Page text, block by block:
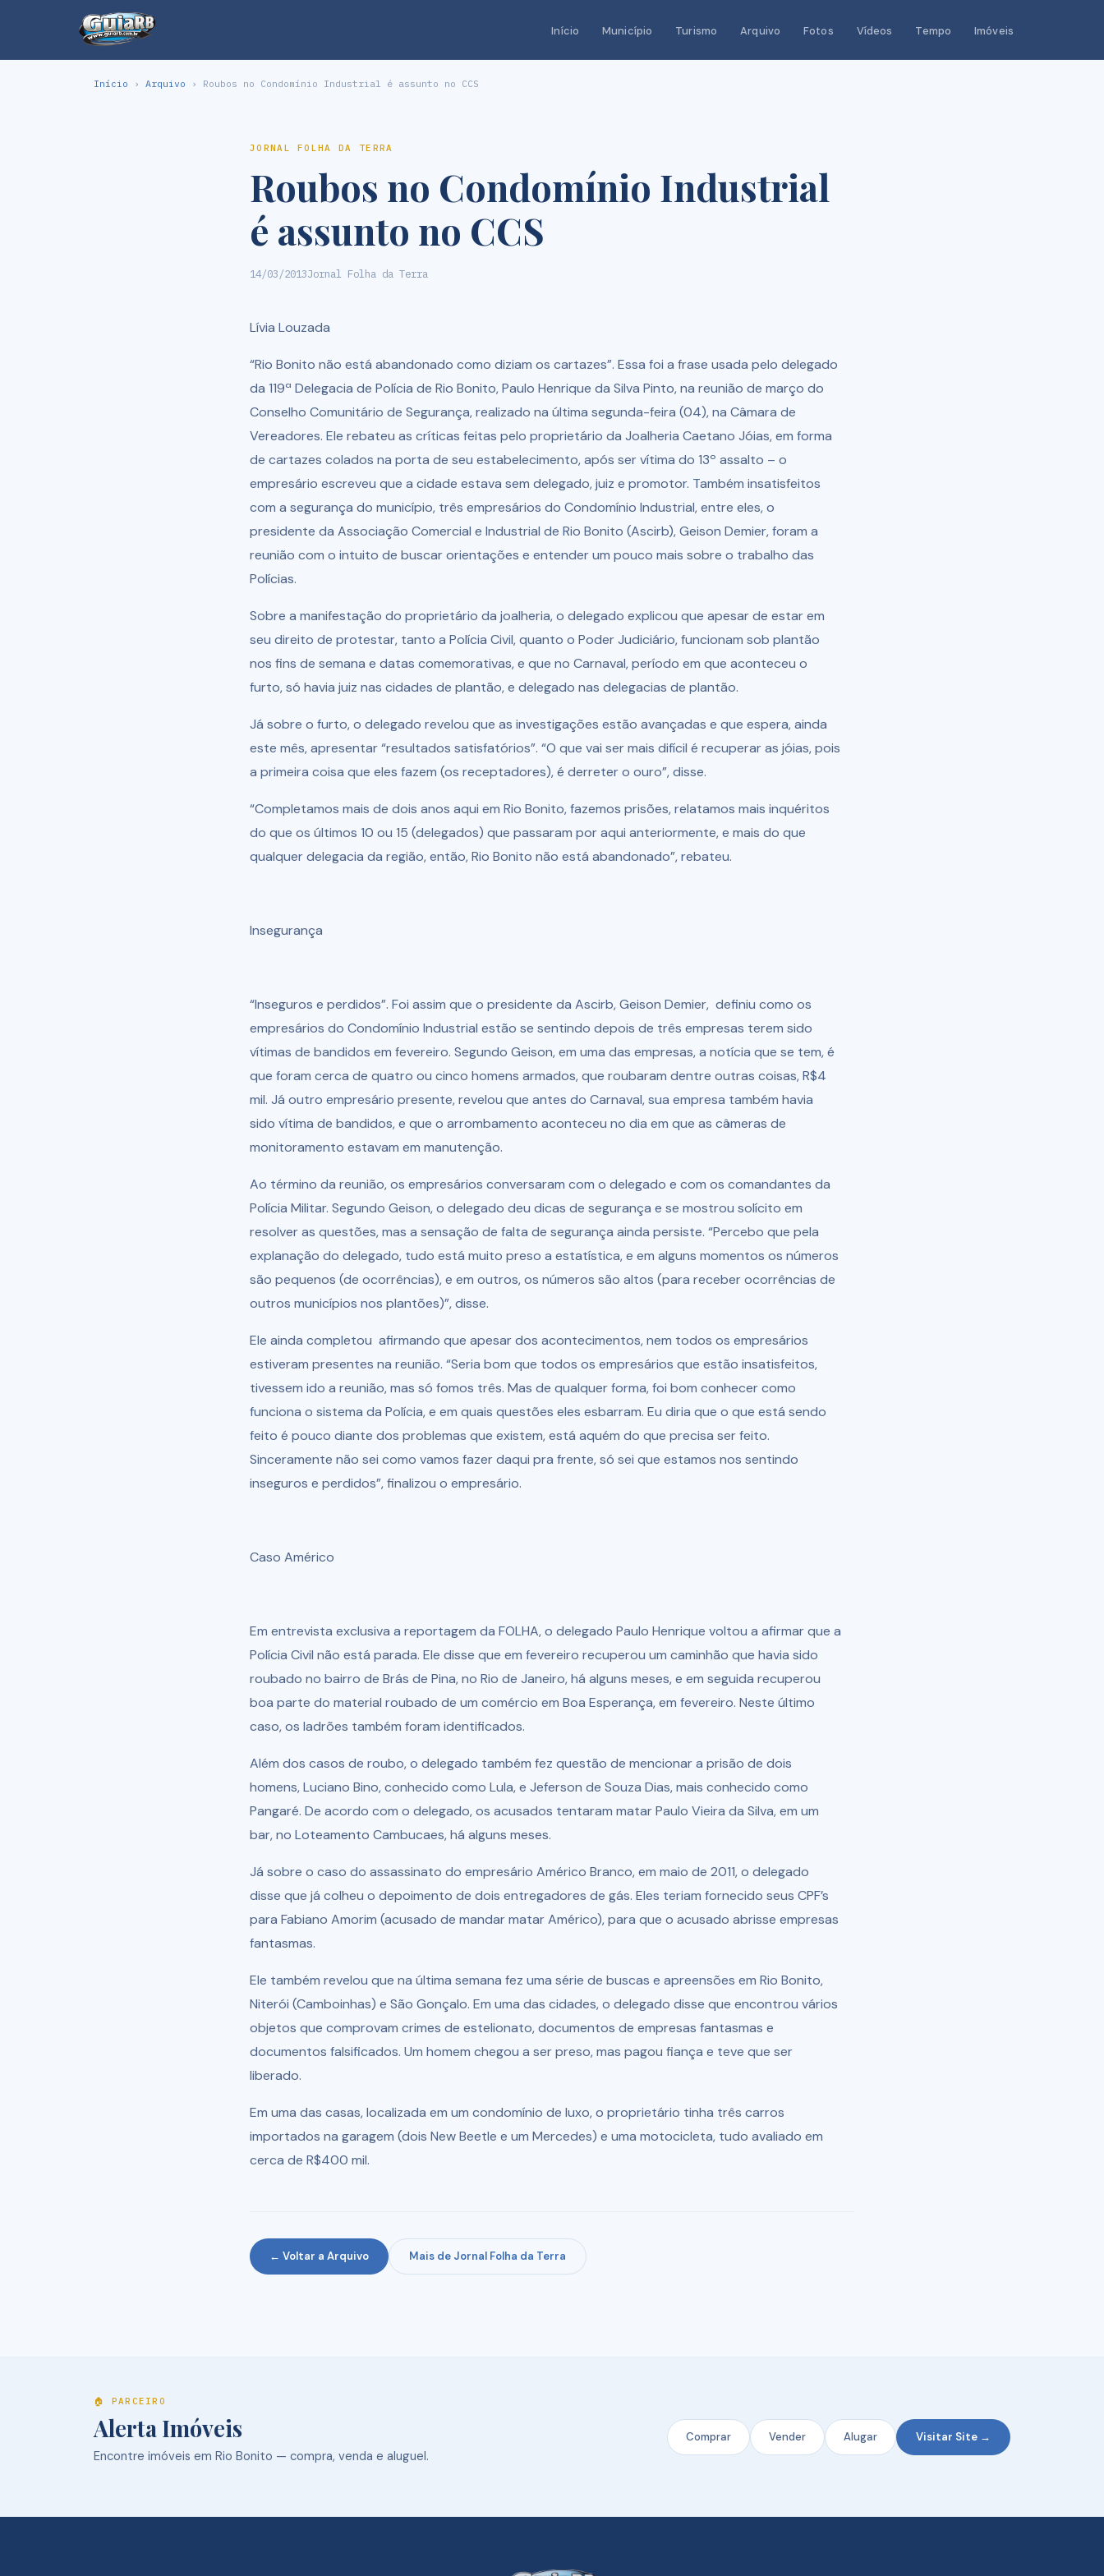
Início Município Turismo Arquivo Fotos Vídeos Tempo Imóveis
Início › Arquivo › Roubos no Condomínio Industrial é assunto no CCS
JORNAL FOLHA DA TERRA
Roubos no Condomínio Industrial
é assunto no CCS
14/03/2013Jornal Folha da Terra
Lívia Louzada
“Rio Bonito não está abandonado como diziam os cartazes”. Essa foi a frase usada pelo delegado
da 119ª Delegacia de Polícia de Rio Bonito, Paulo Henrique da Silva Pinto, na reunião de março do
Conselho Comunitário de Segurança, realizado na última segunda-feira (04), na Câmara de
Vereadores. Ele rebateu as críticas feitas pelo proprietário da Joalheria Caetano Jóias, em forma
de cartazes colados na porta de seu estabelecimento, após ser vítima do 13º assalto – o
empresário escreveu que a cidade estava sem delegado, juiz e promotor. Também insatisfeitos
com a segurança do município, três empresários do Condomínio Industrial, entre eles, o
presidente da Associação Comercial e Industrial de Rio Bonito (Ascirb), Geison Demier, foram a
reunião com o intuito de buscar orientações e entender um pouco mais sobre o trabalho das
Polícias.
Sobre a manifestação do proprietário da joalheria, o delegado explicou que apesar de estar em
seu direito de protestar, tanto a Polícia Civil, quanto o Poder Judiciário, funcionam sob plantão
nos fins de semana e datas comemorativas, e que no Carnaval, período em que aconteceu o
furto, só havia juiz nas cidades de plantão, e delegado nas delegacias de plantão.
Já sobre o furto, o delegado revelou que as investigações estão avançadas e que espera, ainda
este mês, apresentar “resultados satisfatórios”. “O que vai ser mais difícil é recuperar as jóias, pois
a primeira coisa que eles fazem (os receptadores), é derreter o ouro”, disse.
“Completamos mais de dois anos aqui em Rio Bonito, fazemos prisões, relatamos mais inquéritos
do que os últimos 10 ou 15 (delegados) que passaram por aqui anteriormente, e mais do que
qualquer delegacia da região, então, Rio Bonito não está abandonado”, rebateu.
Insegurança
“Inseguros e perdidos”. Foi assim que o presidente da Ascirb, Geison Demier, definiu como os
empresários do Condomínio Industrial estão se sentindo depois de três empresas terem sido
vítimas de bandidos em fevereiro. Segundo Geison, em uma das empresas, a notícia que se tem, é
que foram cerca de quatro ou cinco homens armados, que roubaram dentre outras coisas, R$4
mil. Já outro empresário presente, revelou que antes do Carnaval, sua empresa também havia
sido vítima de bandidos, e que o arrombamento aconteceu no dia em que as câmeras de
monitoramento estavam em manutenção.
Ao término da reunião, os empresários conversaram com o delegado e com os comandantes da
Polícia Militar. Segundo Geison, o delegado deu dicas de segurança e se mostrou solícito em
resolver as questões, mas a sensação de falta de segurança ainda persiste. “Percebo que pela
explanação do delegado, tudo está muito preso a estatística, e em alguns momentos os números
são pequenos (de ocorrências), e em outros, os números são altos (para receber ocorrências de
outros municípios nos plantões)”, disse.
Ele ainda completou afirmando que apesar dos acontecimentos, nem todos os empresários
estiveram presentes na reunião. “Seria bom que todos os empresários que estão insatisfeitos,
tivessem ido a reunião, mas só fomos três. Mas de qualquer forma, foi bom conhecer como
funciona o sistema da Polícia, e em quais questões eles esbarram. Eu diria que o que está sendo
feito é pouco diante dos problemas que existem, está aquém do que precisa ser feito.
Sinceramente não sei como vamos fazer daqui pra frente, só sei que estamos nos sentindo
inseguros e perdidos”, finalizou o empresário.
Caso Américo
Em entrevista exclusiva a reportagem da FOLHA, o delegado Paulo Henrique voltou a afirmar que a
Polícia Civil não está parada. Ele disse que em fevereiro recuperou um caminhão que havia sido
roubado no bairro de Brás de Pina, no Rio de Janeiro, há alguns meses, e em seguida recuperou
boa parte do material roubado de um comércio em Boa Esperança, em fevereiro. Neste último
caso, os ladrões também foram identificados.
Além dos casos de roubo, o delegado também fez questão de mencionar a prisão de dois
homens, Luciano Bino, conhecido como Lula, e Jeferson de Souza Dias, mais conhecido como
Pangaré. De acordo com o delegado, os acusados tentaram matar Paulo Vieira da Silva, em um
bar, no Loteamento Cambucaes, há alguns meses.
Já sobre o caso do assassinato do empresário Américo Branco, em maio de 2011, o delegado
disse que já colheu o depoimento de dois entregadores de gás. Eles teriam fornecido seus CPF’s
para Fabiano Amorim (acusado de mandar matar Américo), para que o acusado abrisse empresas
fantasmas.
Ele também revelou que na última semana fez uma série de buscas e apreensões em Rio Bonito,
Niterói (Camboinhas) e São Gonçalo. Em uma das cidades, o delegado disse que encontrou vários
objetos que comprovam crimes de estelionato, documentos de empresas fantasmas e
documentos falsificados. Um homem chegou a ser preso, mas pagou fiança e teve que ser
liberado.
Em uma das casas, localizada em um condomínio de luxo, o proprietário tinha três carros
importados na garagem (dois New Beetle e um Mercedes) e uma motocicleta, tudo avaliado em
cerca de R$400 mil.
← Voltar a Arquivo Mais de Jornal Folha da Terra
🏠 PARCEIRO
Alerta Imóveis
Encontre imóveis em Rio Bonito — compra, venda e aluguel.
Comprar Vender Alugar Visitar Site →